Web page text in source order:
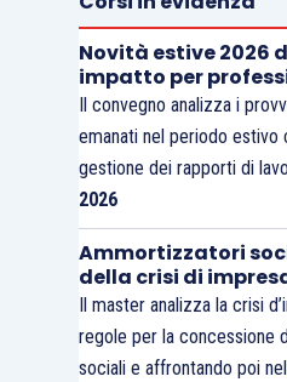
comunque il problema di
metodo di conteggio. A
mesi di contrattopart-time
potrebbero consistere in
esiguo di reale
ancora, nel caso dei
occasionale, la
chiaro da quando
ipotizzabile, ad esempio,
avere effetto dalla prima
Novità estive 2026
impatto per
Il convegno analizza i
emanati nel periodo estivo
gestione dei rapporti di
2026
Ammortizzatori
della crisi di
Il master analizza la crisi
regole per la concessione
sociali e affrontando poi